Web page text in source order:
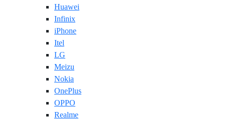
Huawei
Infinix
iPhone
Itel
LG
Meizu
Nokia
OnePlus
OPPO
Realme